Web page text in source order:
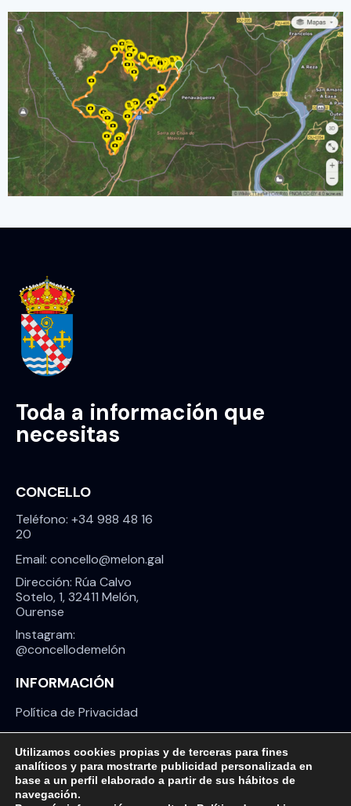
Toda a información que
necesitas
CONCELLO
Teléfono: +34 988 48 16
20
Email: concello@melon.gal
Dirección: Rúa Calvo
Sotelo, 1, 32411 Melón,
Ourense
Instagram:
@concellodemelón
INFORMACIÓN
Política de Privacidad
Aviso Legal
Política de Cookies
Utilizamos cookies propias y de terceras para fines
analíticos y para mostrarte publicidad personalizada en
base a un perfil elaborado a partir de sus hábitos de
navegación.